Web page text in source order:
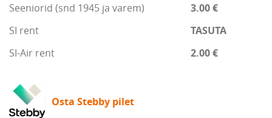
Seeniorid (snd 1945 ja varem)
3.00 €
SI rent
TASUTA
SI-Air rent
2.00 €
Osta Stebby pilet